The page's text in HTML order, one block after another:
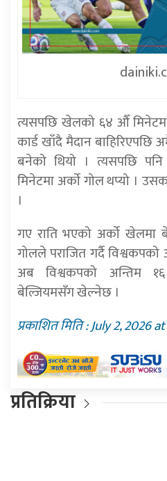
त्यसपछि खेलको ६४ औँ
कार्ड खाँदै मैदान बाहिरिएपछि
बनेको थियो । त्यसपछि
मिनेटमा अर्काे गोल थप्यो ।
।
गए राति भएको अर्को
गोलले पराजित गर्दै विश्वकपको
अब विश्वकपको अन्तिम
बेल्जियमसँग खेल्नेछ ।
प्रकाशित मिति : July 2, 2026
प्रतिक्रिया